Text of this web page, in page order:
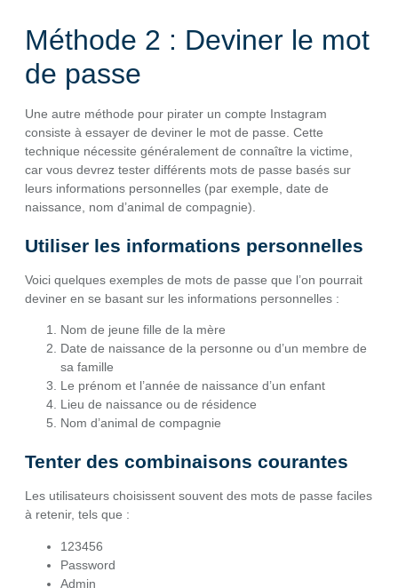
Méthode 2 : Deviner le mot
de passe
Une autre méthode pour pirater un compte Instagram
consiste à essayer de deviner le mot de passe. Cette
technique nécessite généralement de connaître la victime,
car vous devrez tester différents mots de passe basés sur
leurs informations personnelles (par exemple, date de
naissance, nom d’animal de compagnie).
Utiliser les informations personnelles
Voici quelques exemples de mots de passe que l’on pourrait
deviner en se basant sur les informations personnelles :
Nom de jeune fille de la mère
Date de naissance de la personne ou d’un membre de
sa famille
Le prénom et l’année de naissance d’un enfant
Lieu de naissance ou de résidence
Nom d’animal de compagnie
Tenter des combinaisons courantes
Les utilisateurs choisissent souvent des mots de passe faciles
à retenir, tels que :
123456
Password
Admin